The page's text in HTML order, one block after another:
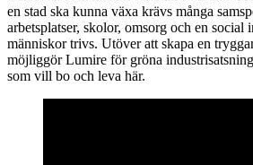
en stad ska kunna växa krävs många
arbetsplatser, skolor, omsorg och en social
människor trivs. Utöver att skapa en
möjliggör Lumire för gröna
som vill bo och leva här.